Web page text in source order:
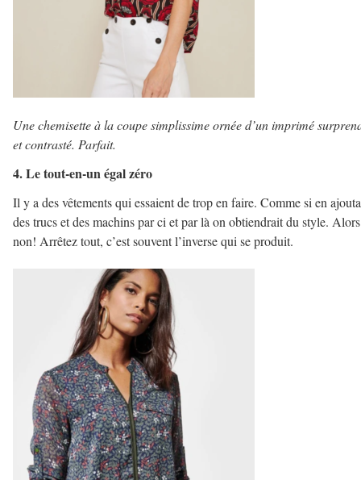
Une chemisette à la coupe simplissime ornée d’un imprimé
et contrasté. Parfait.
4. Le tout-en-un égal zéro
Il y a des vêtements qui essaient de trop en faire. Comme si en
des trucs et des machins par ci et par là on obtiendrait du style. Alors
non! Arrêtez tout, c’est souvent l’inverse qui se produit.